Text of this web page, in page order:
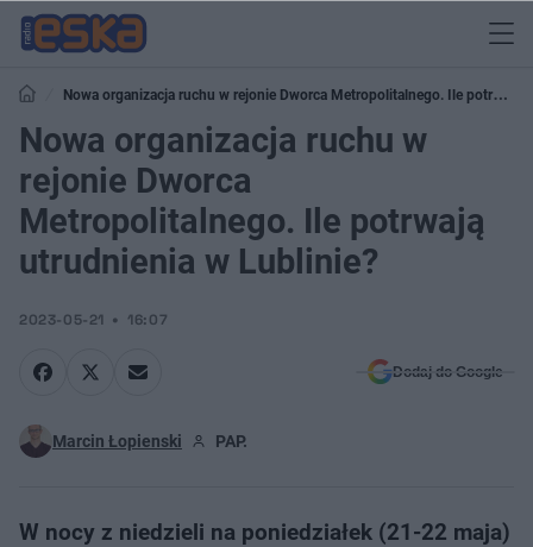
Nowa organizacja ruchu w rejonie Dworca Metropolitalnego. Ile potrwają
utrudnienia w Lublinie?
Nowa organizacja ruchu w
rejonie Dworca
Metropolitalnego. Ile potrwają
utrudnienia w Lublinie?
2023-05-21 16:07
Dodaj do Google
Marcin Łopienski PAP.
W nocy z niedzieli na poniedziałek (21-22 maja)